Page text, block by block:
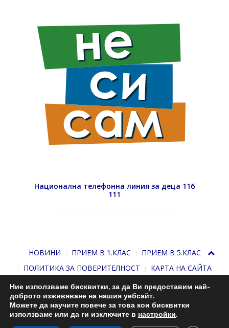
Национална телефонна линия за деца 116
111
НОВИНИ ПРИЕМ В 1.КЛАС
ПРИЕМ В 5.КЛАС
ПОЛИТИКА ЗА ПОВЕРИТЕЛНОСТ
КАРТА НА САЙТА
Ние използваме бисквитки, за да Ви предоставим най-
доброто изживяване на нашия уебсайт.
Можете да научите повече за това кои бисквитки
използваме или да ги изключите в настройки.